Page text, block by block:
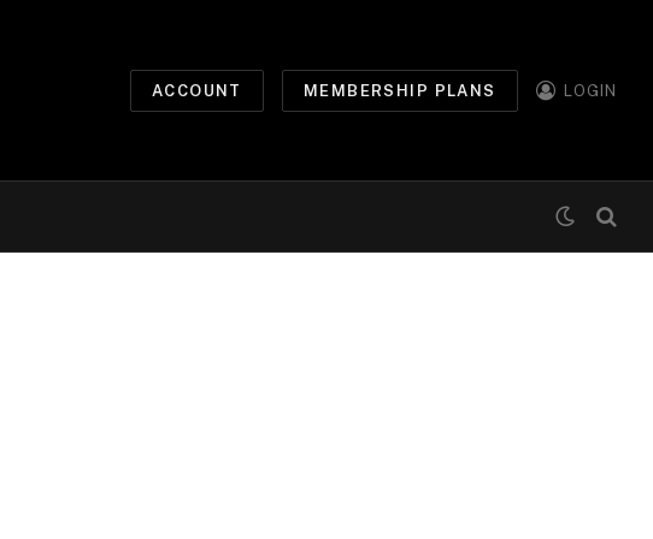
ACCOUNT MEMBERSHIP PLANS LOGIN